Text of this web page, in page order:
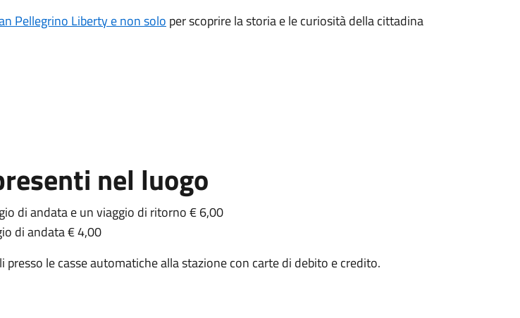
Pellegrino Liberty e non solo per scoprire la storia e le curiosità della cittadina
nel luogo
di andata e un viaggio di ritorno € 6,00
di andata € 4,00
presso le casse automatiche alla stazione con carte di debito e credito.